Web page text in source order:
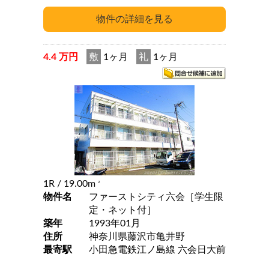
4.4 万円 敷 1ヶ月 礼 1ヶ月
1R / 19.00m 2
物件名
ファーストシティ六会［学生限
定・ネット付］
築年
1993年01月
住所
神奈川県藤沢市亀井野
最寄駅
小田急電鉄江ノ島線 六会日大前